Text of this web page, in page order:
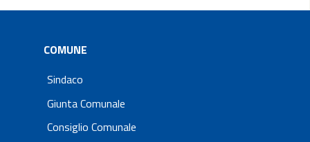
COMUNE
Sindaco
Giunta Comunale
Consiglio Comunale